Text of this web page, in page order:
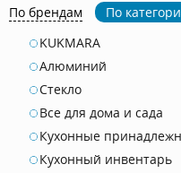
По брендам
По
KUKMARA
Алюминий
Стекло
Все для дома и сада
Кухонные
Кухонный инвентарь